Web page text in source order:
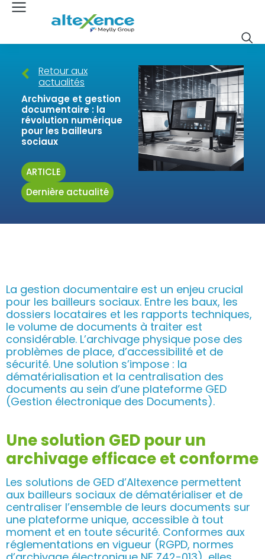
Retour aux
actualités
Archivage et gestion
documentaire : la
révolution numérique
pour les bailleurs
sociaux
ARTICLE
Dernière actualité
La gestion documentaire est un enjeu crucial
pour les bailleurs sociaux. Entre les baux, les
dossiers locataires et les rapports techniques,
le volume de documents à traiter est
considérable. L’archivage physique pose des
problèmes de place, d’accessibilité et de
sécurité. Une solution s’impose : la
dématérialisation et la centralisation des
documents au sein d’une plateforme GED
(Gestion électronique des Documents).
Une solution GED pour un
archivage efficace et conforme
Les solutions de GED d’Altexence permettent
aux bailleurs sociaux de dématérialiser et de
centraliser l’ensemble de leurs documents sur
une plateforme unique, accessible à tout
moment et en toute sécurité. Conformes aux
réglementations en vigueur (RGPD, normes